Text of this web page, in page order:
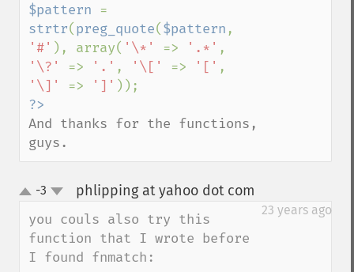
$pattern
strtr(preg_quote($pattern
'#' ), array( '\*' => '.*'
'\?' => '.' , '\[' => '['
'\]' => ']'
And thanks for the functions,
guys.
up-3 phlipping at yahoo dot com
23 years ago
you couls also try this
function that I wrote before
I found fnmatch: